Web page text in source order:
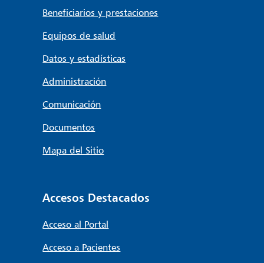
Beneficiarios y prestaciones
Equipos de salud
Datos y estadísticas
Administración
Comunicación
Documentos
Mapa del Sitio
Accesos Destacados
Acceso al Portal
Acceso a Pacientes